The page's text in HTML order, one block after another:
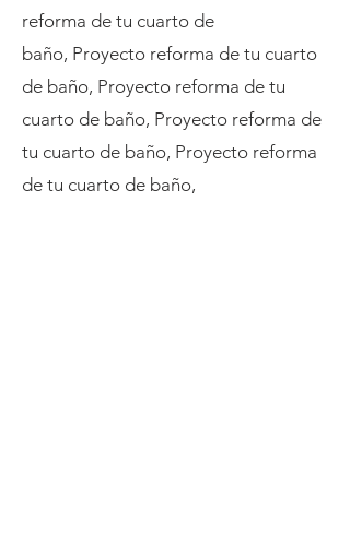
reforma de tu cuarto de
baño, Proyecto reforma de tu cuarto
de baño, Proyecto reforma de tu
cuarto de baño, Proyecto reforma de
tu cuarto de baño, Proyecto reforma
de tu cuarto de baño,